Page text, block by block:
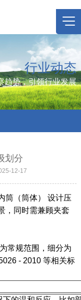
行业动态
趋势，引领行业发展
划分
12-17
筒（筒体） 设计压
，同时需兼顾夹套
常规范围，细分为
- 2010 等相关标